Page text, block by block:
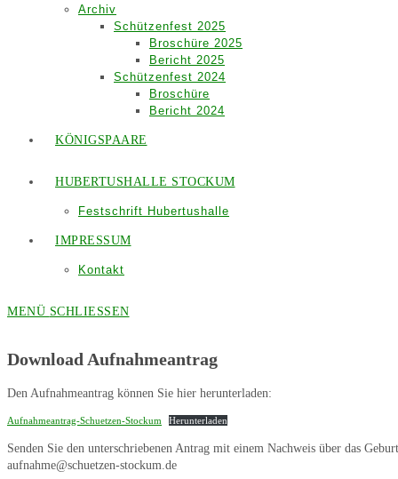
Archiv
Schützenfest 2025
Broschüre 2025
Bericht 2025
Schützenfest 2024
Broschüre
Bericht 2024
KÖNIGSPAARE
HUBERTUSHALLE STOCKUM
Festschrift Hubertushalle
IMPRESSUM
Kontakt
MENÜ SCHLIESSEN
Download Aufnahmeantrag
Den Aufnahmeantrag können Sie hier herunterladen:
Aufnahmeantrag-Schuetzen-Stockum Herunterladen
Senden Sie den unterschriebenen Antrag mit einem Nachweis über das
aufnahme@schuetzen-stockum.de